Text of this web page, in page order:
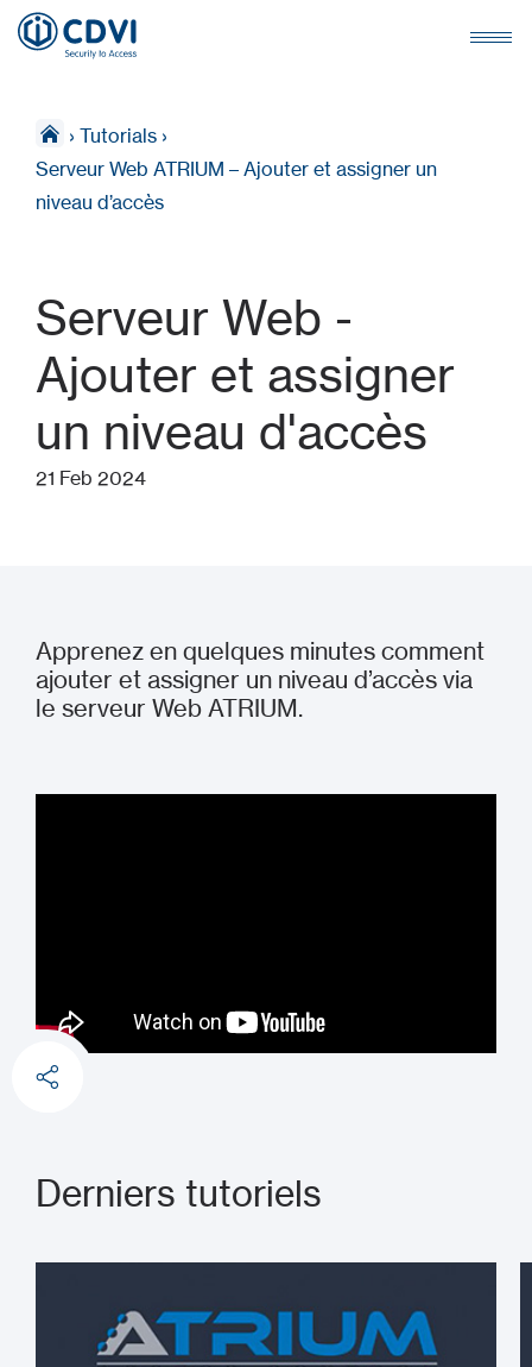
› Tutorials ›
Serveur Web ATRIUM – Ajouter et assigner un
niveau d’accès
Serveur Web -
Ajouter et assigner
un niveau d'accès
21 Feb 2024
Apprenez en quelques minutes comment
ajouter et assigner un niveau d’accès via
le serveur Web ATRIUM.
Derniers tutoriels